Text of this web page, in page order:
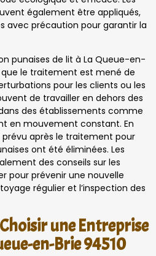
également être appliqués,
avec précaution pour garantir la
punaises de lit à La Queue-en-
que le traitement est mené de
pour les clients ou les
de travailler en dehors des
des établissements comme
en mouvement constant. En
après le traitement pour
ont été éliminées. Les
des conseils sur les
pour prévenir une nouvelle
régulier et l’inspection des
une Entreprise
en-Brie 94510